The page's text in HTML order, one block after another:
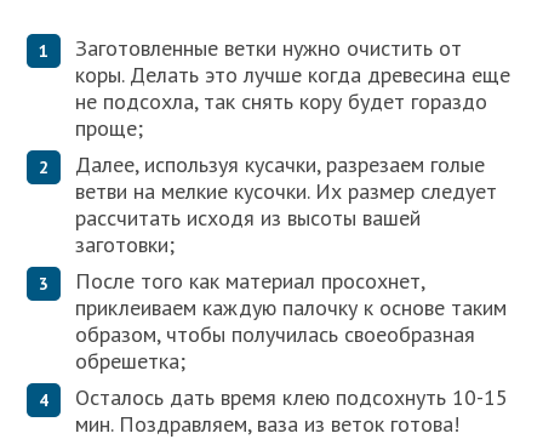
Заготовленные ветки нужно очистить от
коры. Делать это лучше когда древесина еще
не подсохла, так снять кору будет гораздо
проще;
Далее, используя кусачки, разрезаем голые
ветви на мелкие кусочки. Их размер следует
рассчитать исходя из высоты вашей
заготовки;
После того как материал просохнет,
приклеиваем каждую палочку к основе таким
образом, чтобы получилась своеобразная
обрешетка;
Осталось дать время клею подсохнуть 10-15
мин. Поздравляем, ваза из веток готова!